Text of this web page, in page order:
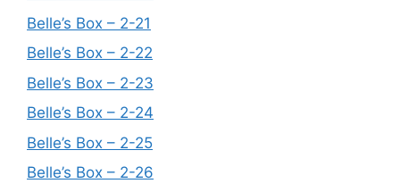
Belle’s Box – 2-21
Belle’s Box – 2-22
Belle’s Box – 2-23
Belle’s Box – 2-24
Belle’s Box – 2-25
Belle’s Box – 2-26